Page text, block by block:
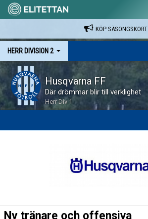
KÖP SÄSONGSKORT
HERR DIVISION 2
Husqvarna FF
Där drömmar blir till verklighet
Herr Div 1
Ny tränare och offensiva